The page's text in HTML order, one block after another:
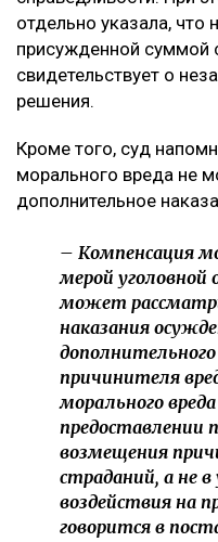
Судебная коллегия
удовлетворения,
изменения размера
постановлении
компенсации
суда и производится с
обстоятельств дела,
страданий
справедливости. При
отдельно указала, что
присужденной суммой
свидетельствует о
решения.
Кроме того, суд
морального вреда не
дополнительное
– Компенсация
мерой уголовной